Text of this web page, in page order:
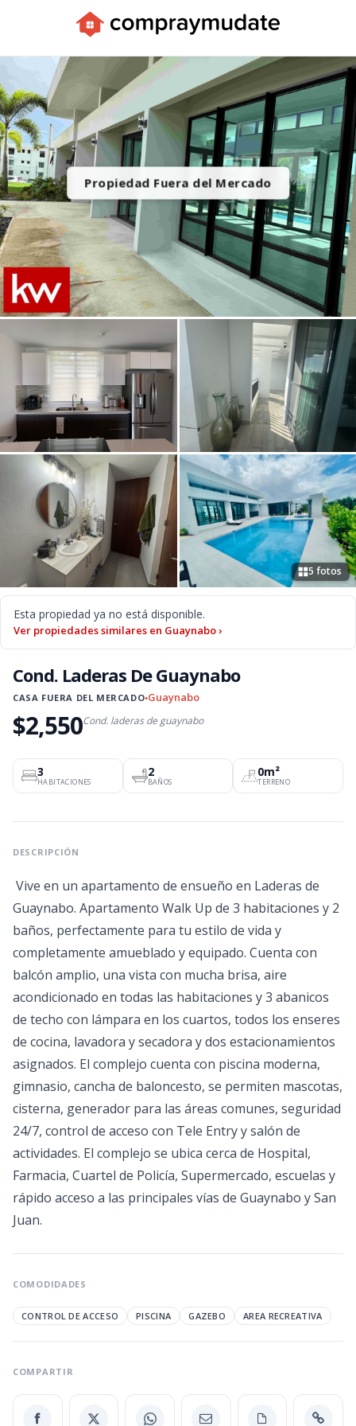
Propiedad Fuera del Mercado
5 fotos
Esta propiedad ya no está disponible.
Ver propiedades similares en Guaynabo ›
Cond. Laderas De Guaynabo
CASA FUERA DEL MERCADO●Guaynabo
$2,550Cond. laderas de guaynabo
3
HABITACIONES
2
BAÑOS
0m²
TERRENO
DESCRIPCIÓN
Vive en un apartamento de ensueño en Laderas de
Guaynabo. Apartamento Walk Up de 3 habitaciones y 2
baños, perfectamente para tu estilo de vida y
completamente amueblado y equipado. Cuenta con
balcón amplio, una vista con mucha brisa, aire
acondicionado en todas las habitaciones y 3 abanicos
de techo con lámpara en los cuartos, todos los enseres
de cocina, lavadora y secadora y dos estacionamientos
asignados. El complejo cuenta con piscina moderna,
gimnasio, cancha de baloncesto, se permiten mascotas,
cisterna, generador para las áreas comunes, seguridad
24/7, control de acceso con Tele Entry y salón de
actividades. El complejo se ubica cerca de Hospital,
Farmacia, Cuartel de Policía, Supermercado, escuelas y
rápido acceso a las principales vías de Guaynabo y San
Juan.
COMODIDADES
CONTROL DE ACCESO PISCINA GAZEBO AREA RECREATIVA
COMPARTIR